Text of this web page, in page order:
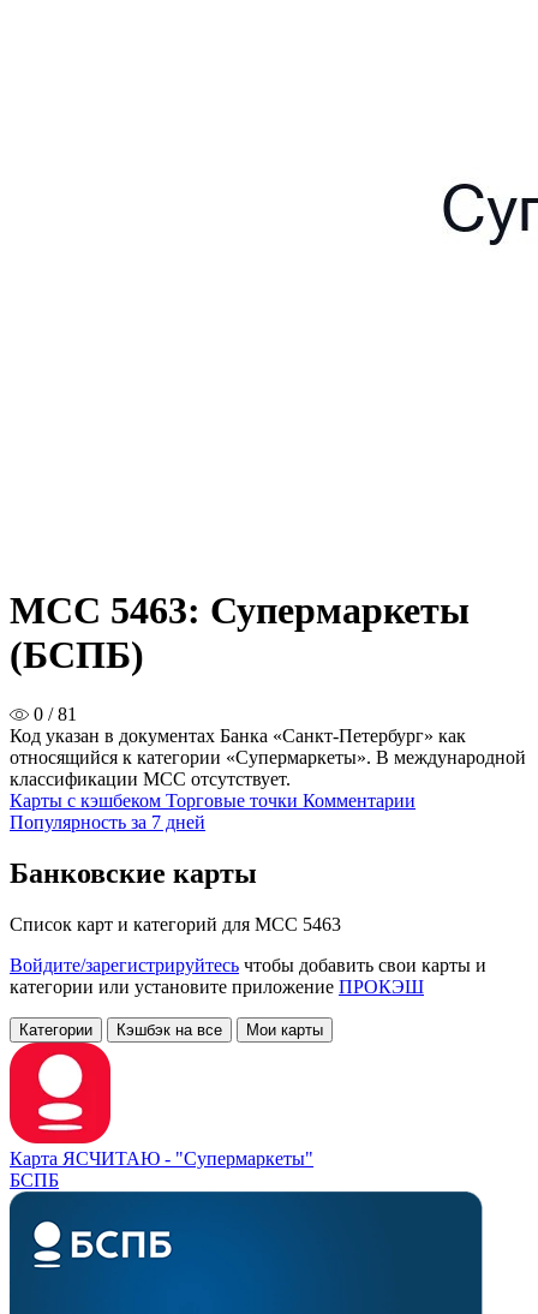
MCC 5463: Супермаркеты
(БСПБ)
0 / 81
Код указан в документах Банка «Санкт-Петербург» как
относящийся к категории «Супермаркеты». В международной
классификации MCC отсутствует.
Карты с кэшбеком Торговые точки Комментарии
Популярность за 7 дней
Банковские карты
Список карт и категорий для MCC 5463
Войдите/зарегистрируйтесь чтобы добавить свои карты и
категории или установите приложение ПРОКЭШ
Категории Кэшбэк на все Мои карты
Карта ЯСЧИТАЮ - "Супермаркеты"
БСПБ